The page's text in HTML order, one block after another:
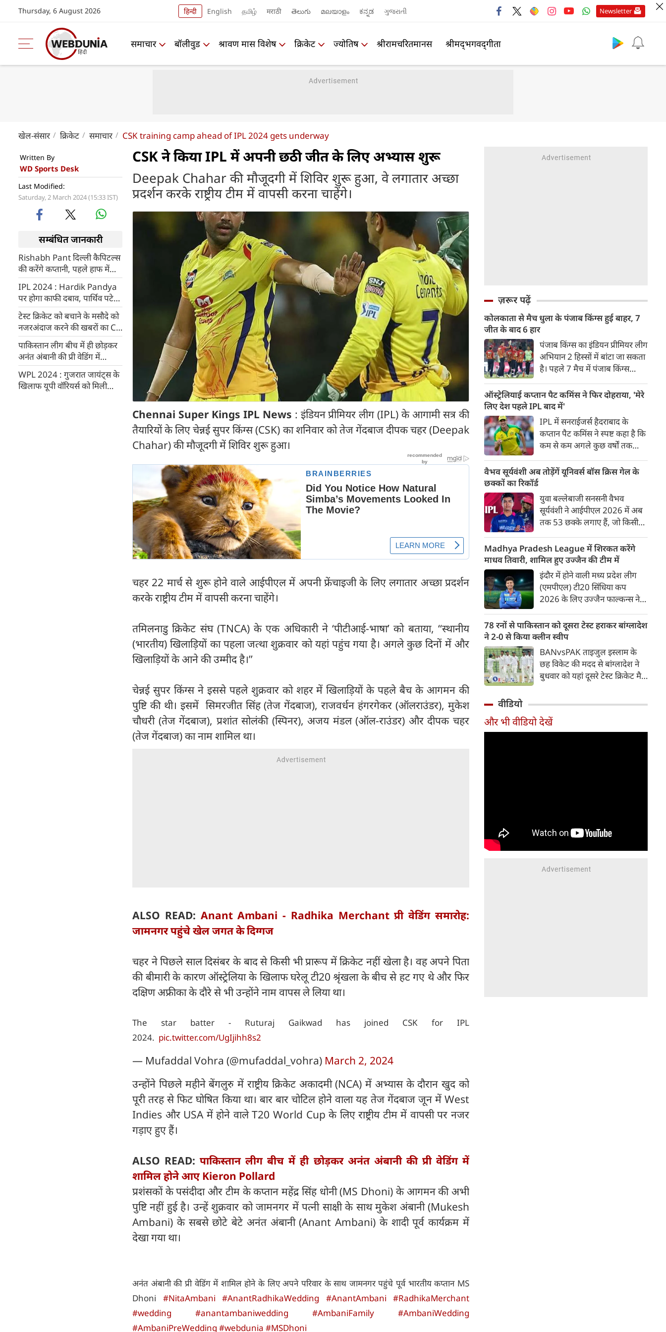
Thursday, 6 August 2026 हिन्दी English தமிழ் मराठी తెలుగు മലയാളം ಕನ್ನಡ ગુજરાતી Newsletter
समाचार बॉलीवुड श्रावण मास विशेष क्रिकेट ज्योतिष श्रीरामचरितमानस श्रीमद्‍भगवद्‍गीता
खेल-संसार क्रिकेट समाचार CSK training camp ahead of IPL 2024 gets underway
Written By
WD Sports Desk
Last Modified:
Saturday, 2 March 2024 (15:33 IST)
सम्बंधित जानकारी
Rishabh Pant दिल्ली कैपिटल्स
की करेंगे कप्तानी, पहले हाफ में
सिर्फ बल्लेबाज के तौर पर खेलेंगे
IPL 2024 : Hardik Pandya
पर होगा काफी दबाव, पार्थिव पटेल
ने बताया कारण
टेस्ट क्रिकेट को बचाने के मसौदे को
नजरअंदाज करने की खबरों का CA
ने किया खंडन
पाकिस्तान लीग बीच में ही छोड़कर
अनंत अंबानी की प्री वेडिंग में
शामिल होने आए Kieron
Pollard
WPL 2024 : गुजरात जायंट्स के
खिलाफ यूपी वॉरियर्स को मिली
CSK ने किया IPL में अपनी छठी जीत के लिए अभ्यास शुरू
Deepak Chahar की मौजूदगी में शिविर शुरू हुआ, वे लगातार अच्छा
प्रदर्शन करके राष्ट्रीय टीम में वापसी करना चाहेंगे।
Chennai Super Kings IPL News : इंडियन प्रीमियर लीग (IPL) के आगामी सत्र की
तैयारियों के लिए चेन्नई सुपर किंग्स (CSK) का शनिवार को तेज गेंदबाज दीपक चहर (Deepak
Chahar) की मौजूदगी में शिविर शुरू हुआ।
चहर 22 मार्च से शुरू होने वाले आईपीएल में अपनी फ्रेंचाइजी के लिए लगातार अच्छा प्रदर्शन
करके राष्ट्रीय टीम में वापसी करना चाहेंगे।
तमिलनाडु क्रिकेट संघ (TNCA) के एक अधिकारी ने ‘पीटीआई-भाषा’ को बताया, ‘‘स्थानीय
(भारतीय) खिलाड़ियों का पहला जत्था शुक्रवार को यहां पहुंच गया है। अगले कुछ दिनों में और
खिलाड़ियों के आने की उम्मीद है।’’
चेन्नई सुपर किंग्स ने इससे पहले शुक्रवार को शहर में खिलाड़ियों के पहले बैच के आगमन की
पुष्टि की थी। इसमें सिमरजीत सिंह (तेज गेंदबाज), राजवर्धन हंगरगेकर (ऑलराउंडर), मुकेश
चौधरी (तेज गेंदबाज), प्रशांत सोलंकी (स्पिनर), अजय मंडल (ऑल-राउंडर) और दीपक चहर
(तेज गेंदबाज) का नाम शामिल था।
ALSO READ: Anant Ambani - Radhika Merchant प्री वेडिंग समारोह:
जामनगर पहुंचे खेल जगत के दिग्गज
चहर ने पिछले साल दिसंबर के बाद से किसी भी प्रारूप में क्रिकेट नहीं खेला है। वह अपने पिता
की बीमारी के कारण ऑस्ट्रेलिया के खिलाफ घरेलू टी20 श्रृंखला के बीच से हट गए थे और फिर
दक्षिण अफ्रीका के दौरे से भी उन्होंने नाम वापस ले लिया था।
The star batter - Ruturaj Gaikwad has joined CSK for IPL
2024. pic.twitter.com/UgIjihh8s2
— Mufaddal Vohra (@mufaddal_vohra) March 2, 2024
उन्होंने पिछले महीने बेंगलुरु में राष्ट्रीय क्रिकेट अकादमी (NCA) में अभ्यास के दौरान खुद को
पूरी तरह से फिट घोषित किया था। बार बार चोटिल होने वाला यह तेज गेंदबाज जून में West
Indies और USA में होने वाले T20 World Cup के लिए राष्ट्रीय टीम में वापसी पर नजर
गड़ाए हुए हैं।
ALSO READ:पाकिस्तान लीग बीच में ही छोड़कर अनंत अंबानी की प्री वेडिंग में
शामिल होने आए Kieron Pollard
प्रशंसकों के पसंदीदा और टीम के कप्तान महेंद्र सिंह धोनी (MS Dhoni) के आगमन की अभी
पुष्टि नहीं हुई है। उन्हें शुक्रवार को जामनगर में पत्नी साक्षी के साथ मुकेश अंबानी (Mukesh
Ambani) के सबसे छोटे बेटे अनंत अंबानी (Anant Ambani) के शादी पूर्व कार्यक्रम में
देखा गया था।
अनंत अंबानी की प्री वेडिंग में शामिल होने के लिए अपने परिवार के साथ जामनगर पहुंचे पूर्व भारतीय कप्तान MS
Dhoni #NitaAmbani #AnantRadhikaWedding #AnantAmbani
#RadhikaMerchant
#wedding
#anantambaniwedding #AmbaniFamily
#AmbaniWedding
#AmbaniPreWedding #webdunia #MSDhoni
ज़रूर पढ़ें
कोलकाता से मैच धुला के पंजाब किंग्स हुई बाहर, 7
जीत के बाद 6 हार
पंजाब किंग्स का इंडियन प्रीमियर लीग
अभियान 2 हिस्सों में बांटा जा सकता
है। पहले 7 मैच में पंजाब किंग्स
उसे हार का सामना करना पड़ा इसके
बाद अंतिम मैच वह जरूर जीती
लेकिन तब तक उसकी किस्मत
लखनऊ के हाथ लिखी गई थी।
ऑस्ट्रेलियाई कप्तान पैट कमिंस ने फिर दोहराया, 'मेरे
लिए देश पहले IPL बाद में'
IPL में सनराईजर्स हैदराबाद के
कप्तान पैट कमिंस ने स्पष्ट कहा है कि
कम से कम अगले कुछ वर्षों तक
प्राथमिकता होगी। यह बयान उस चर्चा
के बीच आया है, जिसमें कहा जा रहा
है कि ऑस्ट्रेलिया के कुछ बड़े खिलाड़ी
IPL से आगे बढ़कर अन्य फ्रेंचाइजी
क्रिकेट खेलने के लिए राष्ट्रीय टीम से
दूरी बना सकते हैं।
वैभव सूर्यवंशी अब तोड़ेंगें यूनिवर्स बॉस क्रिस गेल के
छक्कों का रिकॉर्ड
युवा बल्लेबाजी सनसनी वैभव
सूर्यवंशी ने आईपीएल 2026 में अब
तक 53 छक्के लगाए हैं, जो किसी
टूर्नामेंट में दूसरे सबसे ज़्यादा हैं। सबसे
ज़्यादा 59 छक्के क्रिस गेल ने
आईपीएल 2012 में लगाए थे।
सूर्यवंशी की नज़रें अब गेल के रिकॉर्ड
पर होंगी।
Madhya Pradesh League में शिरकत करेंगे
माधव तिवारी, शामिल हुए उज्जैन की टीम में
इंदौर में होने वाली मध्य प्रदेश लीग
(एमपीएल) टी20 सिंधिया कप
2026 के लिए उज्जैन फाल्कन्स ने
जिसमें युवा ऑलराउंडर माधव तिवारी
सबसे बड़े आकर्षण के रूप में
उभरकर सामने आए हैं। इंडियन
प्रीमियर लीग में दिल्ली कैपिटल्स का
हिस्सा रहे माधव तिवारी इस समय
मध्य प्रदेश के सबसे चर्चित युवा
78 रनों से पाकिस्तान को दूसरा टेस्ट हराकर बांग्लादेश
ने 2-0 से किया क्लीन स्वीप
BANvsPAK ताइजुल इस्लाम के
छह विकेट की मदद से बांग्लादेश ने
बुधवार को यहां दूसरे टेस्ट क्रिकेट मैच
का पीछा करते हुए 358 रन पर
आउट हो गई। बांग्लादेश ने पहला
वीडियो
और भी वीडियो देखें